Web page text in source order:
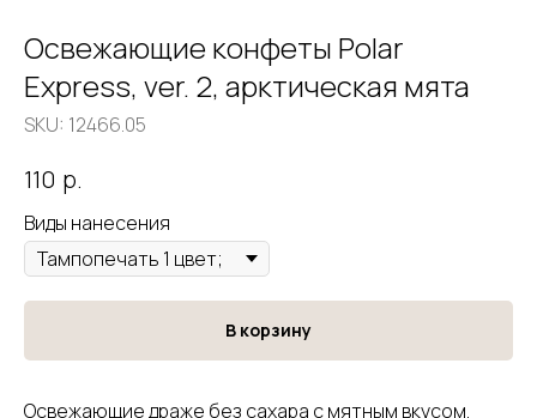
Освежающие конфеты Polar
Express, ver. 2, арктическая мята
SKU: 12466.05
110 р.
Виды нанесения
В корзину
Освежающие драже без сахара с мятным вкусом.